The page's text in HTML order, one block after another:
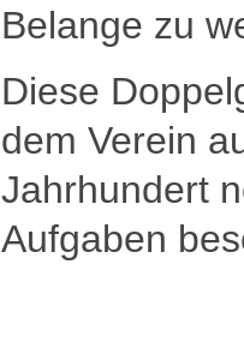
Belange zu
Diese
dem Verein
Jahrhundert
Aufgaben